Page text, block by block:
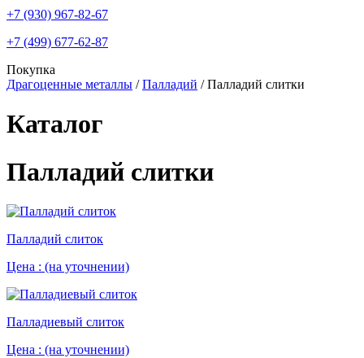
+7 (930) 967-82-67
+7 (499) 677-62-87
Покупка
Драгоценные металлы / Палладий / Палладий слитки
Каталог
Палладий слитки
Палладий слиток
Цена : (на уточнении)
Палладиевый слиток
Цена : (на уточнении)